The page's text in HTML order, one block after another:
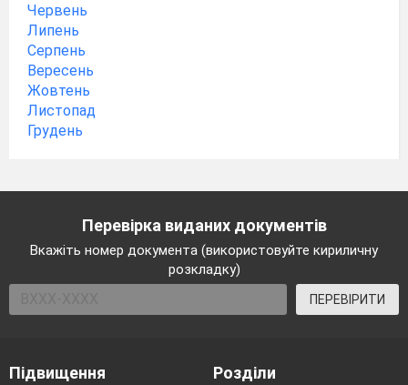
Червень
Липень
Серпень
Вересень
Жовтень
Листопад
Грудень
Перевірка виданих документів
Вкажіть номер документа (використовуйте кириличну
розкладку)
ПЕРЕВІРИТИ
Підвищення
Розділи